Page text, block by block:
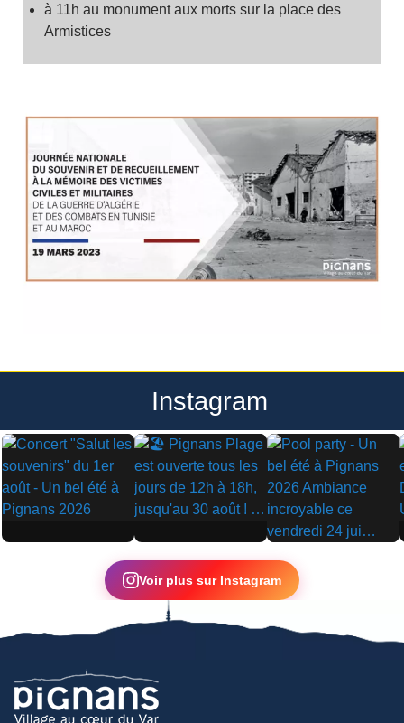
à 11h au monument aux morts sur la place des
Armistices
Instagram
▶ ▶
▶
Voir plus sur Instagram